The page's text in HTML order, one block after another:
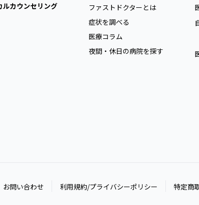
ルカウンセリング
ファストドクターとは
症状を調べる
医療コラム
夜間・休日の病院を探す
お問い合わせ 利用規約/プライバシーポリシー 特定商